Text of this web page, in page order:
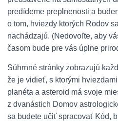
predídeme preplnenosti a
o tom, hviezdy ktorých Rodov
nachádzajú. (Nedovoľte, aby
časom bude pre vás úplne
Súhrnné stránky zobrazujú
že je vidieť, s ktorými
planéta a asteroid má svoje
z dvanástich Domov
sa budete učiť spracovať Kód,